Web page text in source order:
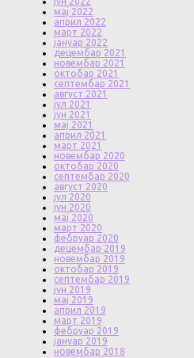
мај 2022
април 2022
март 2022
јануар 2022
децембар 2021
новембар 2021
октобар 2021
септембар 2021
август 2021
јул 2021
јун 2021
мај 2021
април 2021
март 2021
новембар 2020
октобар 2020
септембар 2020
август 2020
јул 2020
јун 2020
мај 2020
март 2020
фебруар 2020
децембар 2019
новембар 2019
октобар 2019
септембар 2019
јун 2019
мај 2019
април 2019
март 2019
фебруар 2019
јануар 2019
новембар 2018